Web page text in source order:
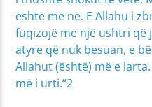
është me ne. E Allahu i
fuqizojë me një ushtri që
atyre që nuk besuan, e
Allahut (është) më e
më i urti.“2